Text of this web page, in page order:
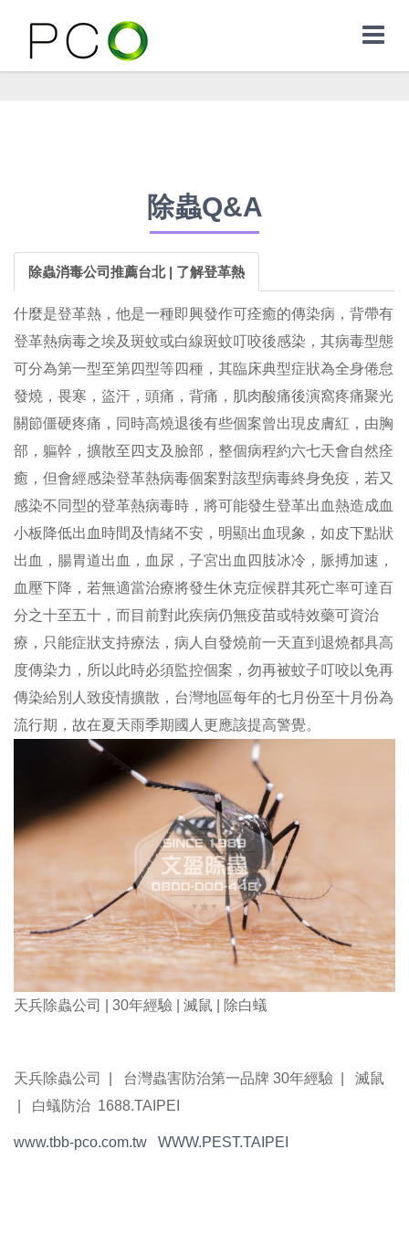
除蟲Q&A
除蟲消毒公司推薦台北 | 了解登革熱
什麼是登革熱，他是一種即興發作可痊癒的傳染病，背帶有
登革熱病毒之埃及斑蚊或白線斑蚊叮咬後感染，其病毒型態
可分為第一型至第四型等四種，其臨床典型症狀為全身倦怠
發燒，畏寒，盜汗，頭痛，背痛，肌肉酸痛後演窩疼痛聚光
關節僵硬疼痛，同時高燒退後有些個案曾出現皮膚紅，由胸
部，軀幹，擴散至四支及臉部，整個病程約六七天會自然痊
癒，但會經感染登革熱病毒個案對該型病毒終身免疫，若又
感染不同型的登革熱病毒時，將可能發生登革出血熱造成血
小板降低出血時間及情緒不安，明顯出血現象，如皮下點狀
出血，腸胃道出血，血尿，子宮出血四肢冰冷，脈搏加速，
血壓下降，若無適當治療將發生休克症候群其死亡率可達百
分之十至五十，而目前對此疾病仍無疫苗或特效藥可資治
療，只能症狀支持療法，病人自發燒前一天直到退燒都具高
度傳染力，所以此時必須監控個案，勿再被蚊子叮咬以免再
傳染給別人致疫情擴散，台灣地區每年的七月份至十月份為
流行期，故在夏天雨季期國人更應該提高警覺。
天兵除蟲公司 | 30年經驗 | 滅鼠 | 除白蟻
天兵除蟲公司 | 台灣蟲害防治第一品牌 30年經驗 | 滅鼠
| 白蟻防治 1688.TAIPEI
www.tbb-pco.com.tw WWW.PEST.TAIPEI